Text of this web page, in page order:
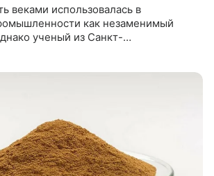
веками использовалась в
как незаменимый
ученый из Санкт-